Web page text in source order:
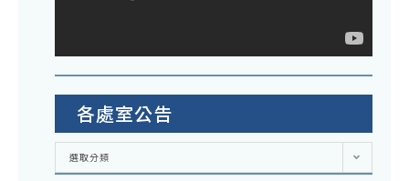
各處室公告
各
室
選取分類